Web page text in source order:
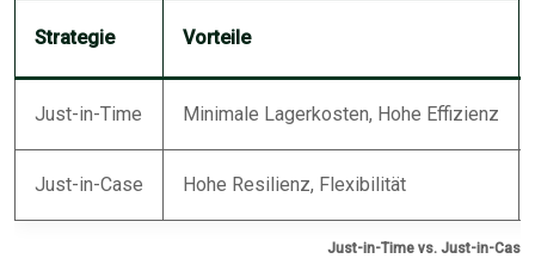
Just-in-Time vs. Just-in-Case
Strategie Vorteile
Just-in-Time Minimale Lagerkosten, Hohe Effizienz
Just-in-Case Hohe Resilienz, Flexibilität